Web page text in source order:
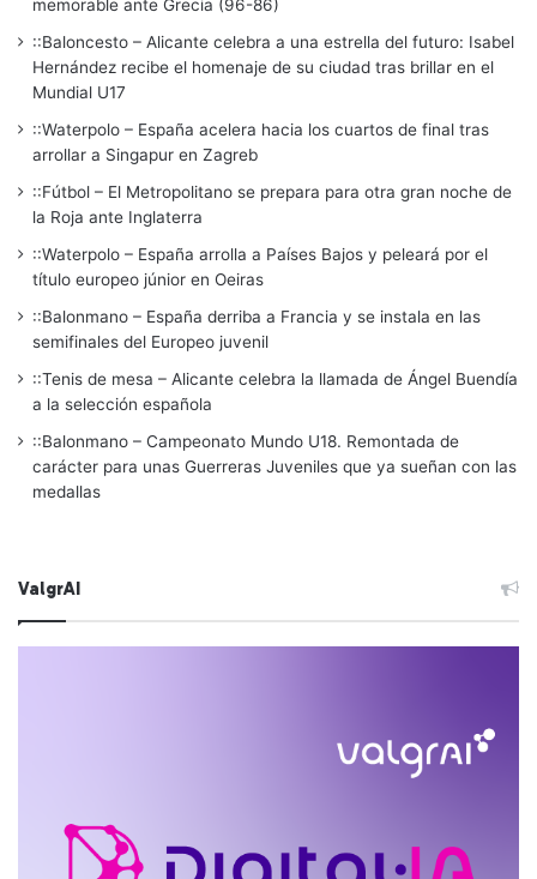
memorable ante Grecia (96-86)
::Baloncesto – Alicante celebra a una estrella del futuro: Isabel
Hernández recibe el homenaje de su ciudad tras brillar en el
Mundial U17
::Waterpolo – España acelera hacia los cuartos de final tras
arrollar a Singapur en Zagreb
::Fútbol – El Metropolitano se prepara para otra gran noche de
la Roja ante Inglaterra
::Waterpolo – España arrolla a Países Bajos y peleará por el
título europeo júnior en Oeiras
::Balonmano – España derriba a Francia y se instala en las
semifinales del Europeo juvenil
::Tenis de mesa – Alicante celebra la llamada de Ángel Buendía
a la selección española
::Balonmano – Campeonato Mundo U18. Remontada de
carácter para unas Guerreras Juveniles que ya sueñan con las
medallas
ValgrAI